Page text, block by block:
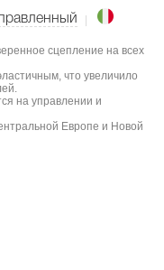
сцепление на всех
что увеличило
на управлении и
Европе и Новой